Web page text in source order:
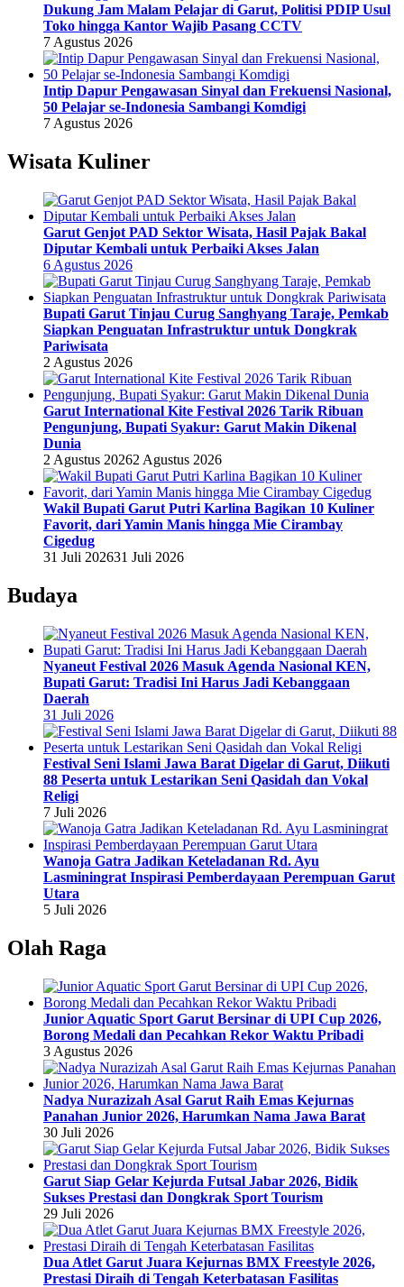
Dukung Jam Malam Pelajar di Garut, Politisi PDIP Usul
Toko hingga Kantor Wajib Pasang CCTV
7 Agustus 2026
Intip Dapur Pengawasan Sinyal dan Frekuensi Nasional,
50 Pelajar se-Indonesia Sambangi Komdigi
7 Agustus 2026
Wisata Kuliner
Garut Genjot PAD Sektor Wisata, Hasil Pajak Bakal
Diputar Kembali untuk Perbaiki Akses Jalan
6 Agustus 2026
Bupati Garut Tinjau Curug Sanghyang Taraje, Pemkab
Siapkan Penguatan Infrastruktur untuk Dongkrak
Pariwisata
2 Agustus 2026
Garut International Kite Festival 2026 Tarik Ribuan
Pengunjung, Bupati Syakur: Garut Makin Dikenal
Dunia
2 Agustus 20262 Agustus 2026
Wakil Bupati Garut Putri Karlina Bagikan 10 Kuliner
Favorit, dari Yamin Manis hingga Mie Cirambay
Cigedug
31 Juli 202631 Juli 2026
Budaya
Nyaneut Festival 2026 Masuk Agenda Nasional KEN,
Bupati Garut: Tradisi Ini Harus Jadi Kebanggaan
Daerah
31 Juli 2026
Festival Seni Islami Jawa Barat Digelar di Garut, Diikuti
88 Peserta untuk Lestarikan Seni Qasidah dan Vokal
Religi
7 Juli 2026
Wanoja Gatra Jadikan Keteladanan Rd. Ayu
Lasminingrat Inspirasi Pemberdayaan Perempuan Garut
Utara
5 Juli 2026
Olah Raga
Junior Aquatic Sport Garut Bersinar di UPI Cup 2026,
Borong Medali dan Pecahkan Rekor Waktu Pribadi
3 Agustus 2026
Nadya Nurazizah Asal Garut Raih Emas Kejurnas
Panahan Junior 2026, Harumkan Nama Jawa Barat
30 Juli 2026
Garut Siap Gelar Kejurda Futsal Jabar 2026, Bidik
Sukses Prestasi dan Dongkrak Sport Tourism
29 Juli 2026
Dua Atlet Garut Juara Kejurnas BMX Freestyle 2026,
Prestasi Diraih di Tengah Keterbatasan Fasilitas